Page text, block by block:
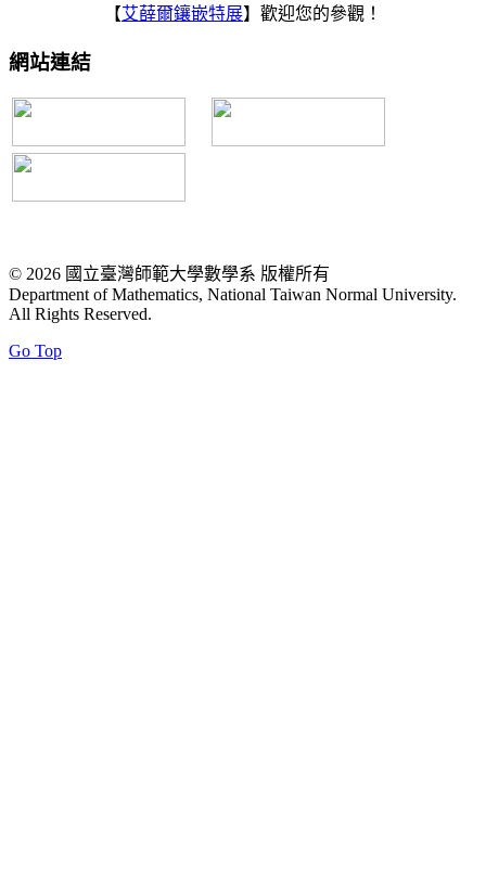
【艾薛爾鑲嵌特展】歡迎您的參觀！
網站連結
© 2026 國立臺灣師範大學數學系 版權所有
Department of Mathematics, National Taiwan Normal University.
All Rights Reserved.
Go Top